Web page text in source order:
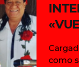
como